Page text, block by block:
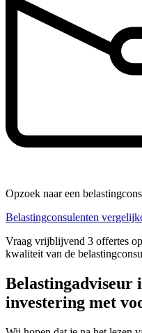
Opzoek naar een
Belastingconsulenten
Vraag vrijblijvend 3 offertes
kwaliteit van de
Belastingadviseur
investering met